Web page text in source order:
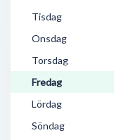
Tisdag
Onsdag
Torsdag
Fredag
Lördag
Söndag